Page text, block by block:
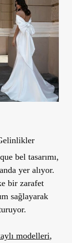
bel tasarımı,
yer alıyor.
bir zarafet
sağlayarak
modelleri,